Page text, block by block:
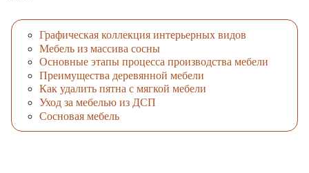
Графическая коллекция интерьерных видов
Мебель из массива сосны
Основные этапы процесса производства мебели
Преимущества деревянной мебели
Как удалить пятна с мягкой мебели
Уход за мебелью из ДСП
Сосновая мебель